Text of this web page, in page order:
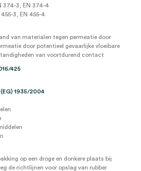
374-3, EN 374-4
455-3, EN 455-4
van materialen tegen permeatie door
door potentieel gevaarlijke vloeibare
van voortdurend contact
425
1935/2004
op een droge en donkere plaats bij
de richtlijnen voor opslag van rubber